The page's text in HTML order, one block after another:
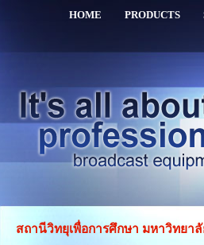
HOME PRODUCTS
สถานีวิทยุเพื่อการศึกษา มหาวิทยา